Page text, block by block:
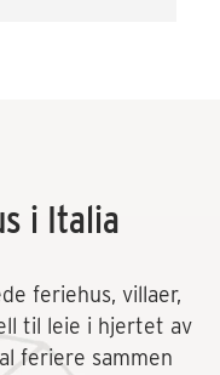
i Italia
feriehus, villaer,
til leie i hjertet av
feriere sammen